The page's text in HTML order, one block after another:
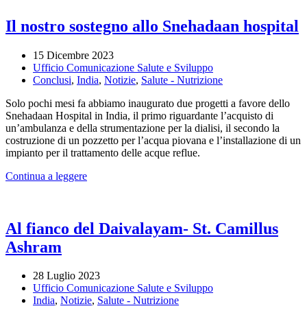
Kannur
(India)
Il nostro sostegno allo Snehadaan hospital
15 Dicembre 2023
Ufficio Comunicazione Salute e Sviluppo
Conclusi, India, Notizie, Salute - Nutrizione
Solo pochi mesi fa abbiamo inaugurato due progetti a favore dello
Snehadaan Hospital in India, il primo riguardante l’acquisto di
un’ambulanza e della strumentazione per la dialisi, il secondo la
costruzione di un pozzetto per l’acqua piovana e l’installazione di un
impianto per il trattamento delle acque reflue.
Continua a leggere
Al fianco del Daivalayam- St. Camillus
Ashram
28 Luglio 2023
Ufficio Comunicazione Salute e Sviluppo
India, Notizie, Salute - Nutrizione